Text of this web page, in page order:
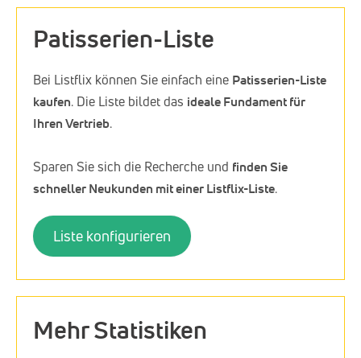
Patisserien-Liste
Bei Listflix können Sie einfach eine Patisserien-Liste
kaufen. Die Liste bildet das ideale Fundament für
Ihren Vertrieb.
Sparen Sie sich die Recherche und finden Sie
schneller Neukunden mit einer Listflix-Liste.
Liste konfigurieren
Mehr Statistiken